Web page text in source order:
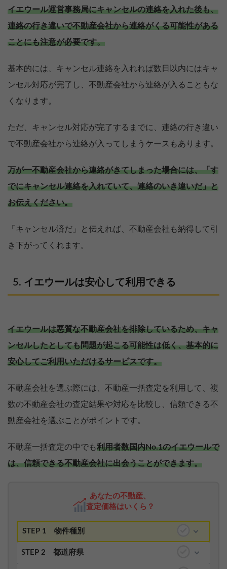
イエウール運営事務局にキャンセルの連絡を入れた後も、
連絡の行き違いで不動産会社から連絡がくる可能性がある
ことにも注意が必要です。
基本的には、キャンセル連絡を入れれば数日以内にはキャ
ンセル対応が完了し、不動産会社から連絡が入ることもな
くなります。
ただ、キャンセル対応が完了するまでに、連絡の行き違い
で不動産会社から連絡が入ってしまうケースもあります。
万が一不動産会社から連絡がきてしまった場合には、「す
でにキャンセル連絡を入れていて、連絡のいき違いだ」と
お伝えください。
「キャンセル済だ」と伝えれば、不動産会社も納得して引
き下がってくれます。
イエウールは安心して利用できる
イエウールは悪質な不動産会社を排除しているため、キャ
ンセルしたとしても問題が起こる可能性は低く、基本的に
安心してご利用いただけるサービスです。
不動産会社を選ぶ際には、不動産一括査定を利用して、複
数の不動産会社の査定結果や対応を比較し、信頼できる不
動産会社を選ぶことがポイントです。
不動産一括査定の中でも利用者数国内No.1のイエウールで
は、信頼できる不動産会社に出会うことができます。
あなたの不動産、
査定価格はいくら？
STEP 1 物件種別
STEP 2 都道府県